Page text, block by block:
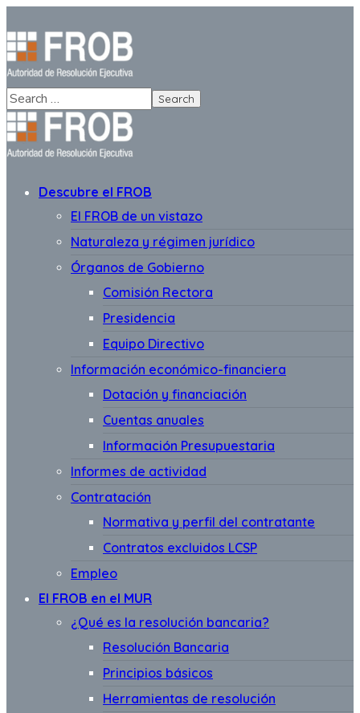
Descubre el FROB
El FROB de un vistazo
Naturaleza y régimen jurídico
Órganos de Gobierno
Comisión Rectora
Presidencia
Equipo Directivo
Información económico-financiera
Dotación y financiación
Cuentas anuales
Información Presupuestaria
Informes de actividad
Contratación
Normativa y perfil del contratante
Contratos excluidos LCSP
Empleo
El FROB en el MUR
¿Qué es la resolución bancaria?
Resolución Bancaria
Principios básicos
Herramientas de resolución